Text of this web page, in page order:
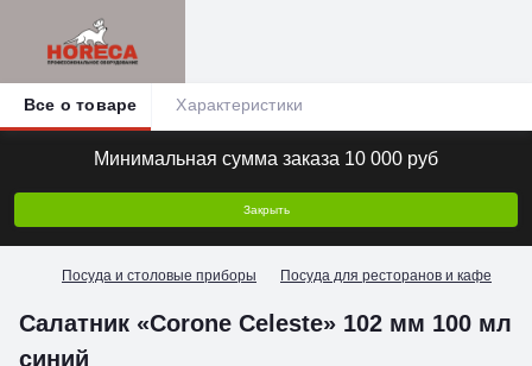
Минимальная сумма заказа 10 000 руб
Закрыть
Посуда и столовые приборы Посуда для ресторанов и кафе
Салатник «Corone Celeste» 102 мм 100 мл
синий
Все о товаре Характеристики